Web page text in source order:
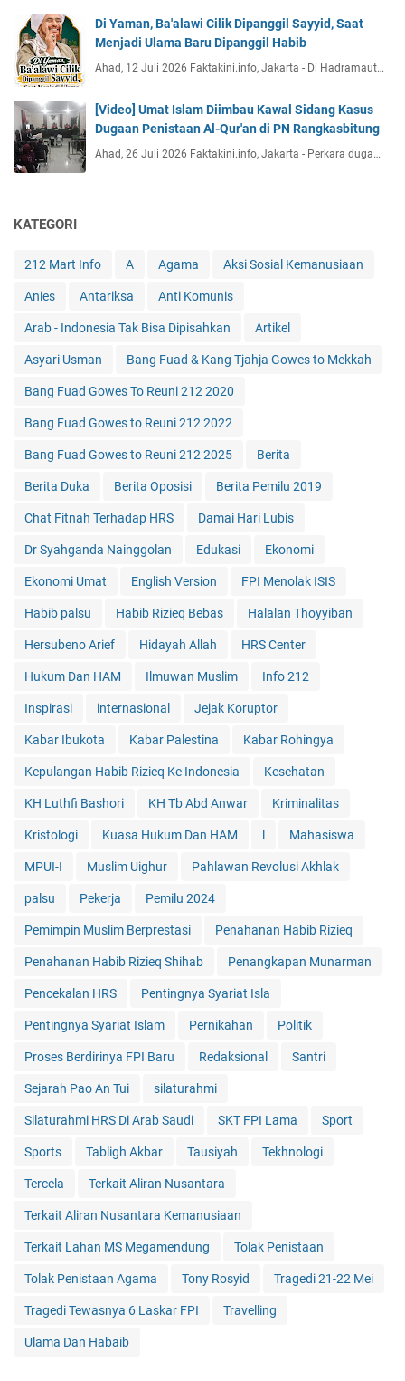
Di Yaman, Ba'alawi Cilik Dipanggil Sayyid, Saat
Menjadi Ulama Baru Dipanggil Habib
Ahad, 12 Juli 2026 Faktakini.info, Jakarta - Di Hadramaut…
[Video] Umat Islam Diimbau Kawal Sidang Kasus
Dugaan Penistaan Al-Qur'an di PN Rangkasbitung
Ahad, 26 Juli 2026 Faktakini.info, Jakarta - Perkara duga…
KATEGORI
212 Mart Info A Agama Aksi Sosial Kemanusiaan
Anies Antariksa Anti Komunis
Arab - Indonesia Tak Bisa Dipisahkan Artikel
Asyari Usman Bang Fuad & Kang Tjahja Gowes to Mekkah
Bang Fuad Gowes To Reuni 212 2020
Bang Fuad Gowes to Reuni 212 2022
Bang Fuad Gowes to Reuni 212 2025 Berita
Berita Duka Berita Oposisi Berita Pemilu 2019
Chat Fitnah Terhadap HRS Damai Hari Lubis
Dr Syahganda Nainggolan Edukasi Ekonomi
Ekonomi Umat English Version FPI Menolak ISIS
Habib palsu Habib Rizieq Bebas Halalan Thoyyiban
Hersubeno Arief Hidayah Allah HRS Center
Hukum Dan HAM Ilmuwan Muslim Info 212
Inspirasi internasional Jejak Koruptor
Kabar Ibukota Kabar Palestina Kabar Rohingya
Kepulangan Habib Rizieq Ke Indonesia Kesehatan
KH Luthfi Bashori KH Tb Abd Anwar Kriminalitas
Kristologi Kuasa Hukum Dan HAM Mahasiswa
MPUI-I Muslim Uighur Pahlawan Revolusi Akhlak
palsu Pekerja Pemilu 2024
Pemimpin Muslim Berprestasi Penahanan Habib Rizieq
Penahanan Habib Rizieq Shihab Penangkapan Munarman
Pencekalan HRS Pentingnya Syariat Isla
Pentingnya Syariat Islam Pernikahan Politik
Proses Berdirinya FPI Baru Redaksional Santri
Sejarah Pao An Tui silaturahmi
Silaturahmi HRS Di Arab Saudi SKT FPI Lama Sport
Sports Tabligh Akbar Tausiyah Tekhnologi
Tercela Terkait Aliran Nusantara
Terkait Aliran Nusantara Kemanusiaan
Terkait Lahan MS Megamendung Tolak Penistaan
Tolak Penistaan Agama Tony Rosyid Tragedi 21-22 Mei
Tragedi Tewasnya 6 Laskar FPI Travelling
Ulama Dan Habaib